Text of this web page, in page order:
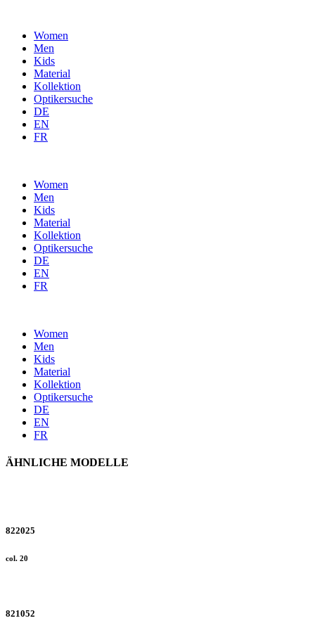
Women
Men
Kids
Material
Kollektion
Optikersuche
DE
EN
FR
Women
Men
Kids
Material
Kollektion
Optikersuche
DE
EN
FR
Women
Men
Kids
Material
Kollektion
Optikersuche
DE
EN
FR
ÄHNLICHE MODELLE
822025
col. 20
821052